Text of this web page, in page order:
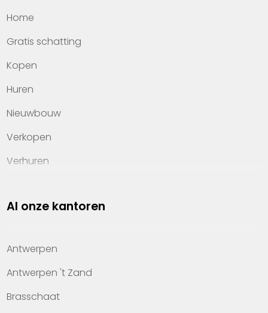
Home
Gratis schatting
Kopen
Huren
Nieuwbouw
Verkopen
Verhuren
Property management
Kennis van wonen
Kantoren
Veelgestelde vragen
Al onze kantoren
Antwerpen
Antwerpen 't Zand
Brasschaat